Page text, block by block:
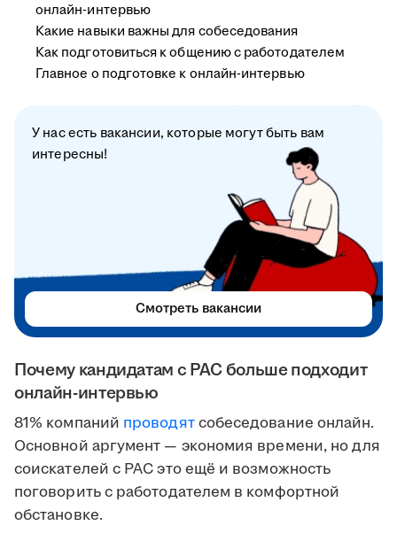
Почему кандидатам с РАС больше подходит
онлайн-интервью
81% компаний проводятсобеседование онлайн.
Основной аргумент — экономия времени, но для
соискателей с РАС это ещё и возможность
поговорить с работодателем в комфортной
обстановке.
онлайн-интервью
Какие навыки важны для собеседования
Как подготовиться к общению с работодателем
Главное о подготовке к онлайн-интервью
У нас есть вакансии, которые могут быть вам
интересны!
Смотреть вакансии